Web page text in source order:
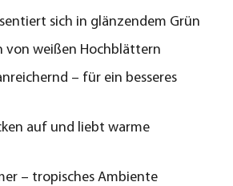
sich in glänzendem Grün
von weißen Hochblättern
– für ein besseres
auf und liebt warme
– tropisches Ambiente